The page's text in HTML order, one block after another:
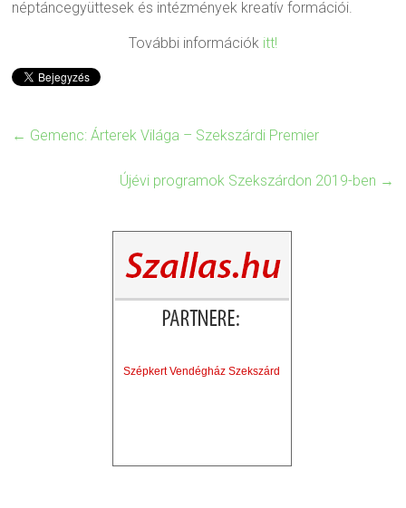
néptáncegyüttesek és intézmények kreatív formációi.
További információk itt!
← Gemenc: Árterek Világa – Szekszárdi Premier
Újévi programok Szekszárdon 2019-ben →
Szépkert Vendégház Szekszárd